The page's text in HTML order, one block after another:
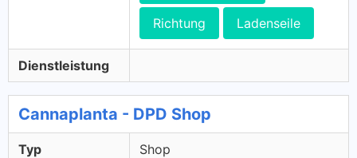
Richtung Ladenseile
Dienstleistung
Cannaplanta - DPD Shop
Typ Shop